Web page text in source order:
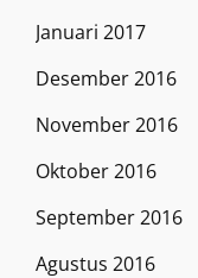
Januari 2017
Desember 2016
November 2016
Oktober 2016
September 2016
Agustus 2016